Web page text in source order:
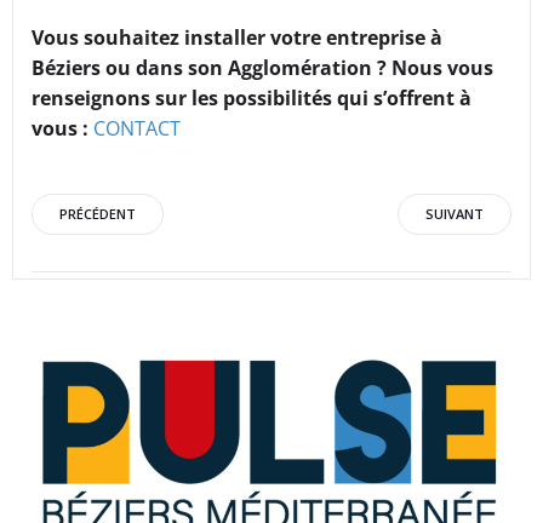
Vous souhaitez installer votre entreprise à
Béziers ou dans son Agglomération ? Nous vous
renseignons sur les possibilités qui s’offrent à
vous : CONTACT
Post
navigation
PRÉCÉDENT
navigation
SUIVANT